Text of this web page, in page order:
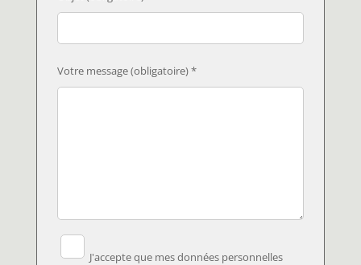
Votre message (obligatoire) *
J'accepte que mes données personnelles